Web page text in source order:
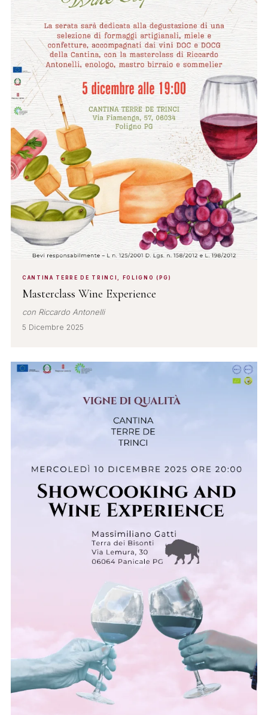
CANTINA TERRE DE TRINCI, FOLIGNO (PG)
Masterclass Wine Experience
con Riccardo Antonelli
5 Dicembre 2025